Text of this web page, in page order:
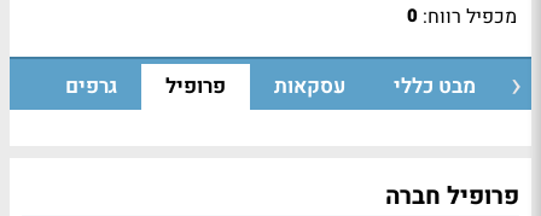
מכפיל רווח: 0
מבט כללי עסקאות פרופיל גרפים
פרופיל חברה